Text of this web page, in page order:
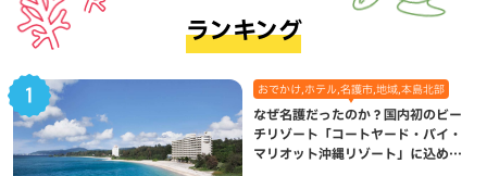
ランキング
おでかけ,ホテル,名護市,地域,本島北部
なぜ名護だったのか？国内初のビー
チリゾート「コートヤード・バイ・
マリオット沖縄リゾート」に込めら